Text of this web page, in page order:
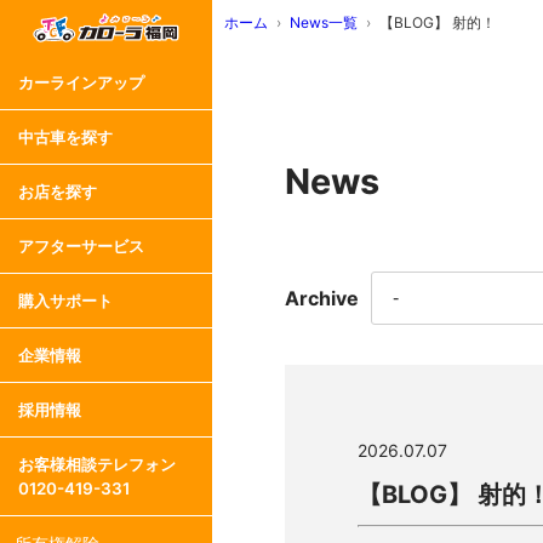
カーラインアップ
中古車を探す
お店を探す
アフターサービス
購入サポート
企業情報
採用情報
お客様相談テレフォン
0120-419-331
ホーム News一覧 【BLOG】 射的！
News
Archive
2026.07.07
【BLOG】 射的